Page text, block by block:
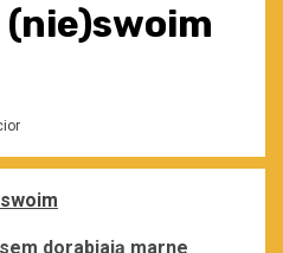
dorabiają marne